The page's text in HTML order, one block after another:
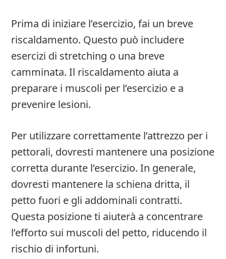
Prima di iniziare l’esercizio, fai un breve
riscaldamento. Questo può includere
esercizi di stretching o una breve
camminata. Il riscaldamento aiuta a
preparare i muscoli per l’esercizio e a
prevenire lesioni.
Per utilizzare correttamente l’attrezzo per i
pettorali, dovresti mantenere una posizione
corretta durante l’esercizio. In generale,
dovresti mantenere la schiena dritta, il
petto fuori e gli addominali contratti.
Questa posizione ti aiuterà a concentrare
l’efforto sui muscoli del petto, riducendo il
rischio di infortuni.